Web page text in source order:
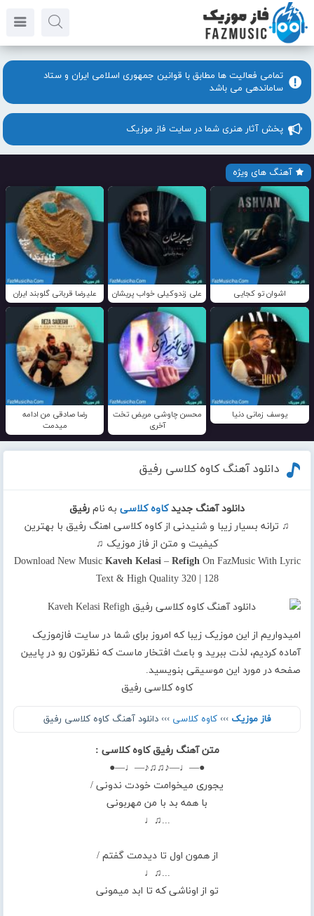
تمامی فعالیت ها مطابق با قوانین جمهوری اسلامی ایران و ستاد
ساماندهی می باشد
پخش آثار هنری شما در سایت فاز موزیک
آهنگ های ویژه
اشوان تو کجایی علی زندوکیلی خواب پریشان علیرضا قربانی گلوبند ایران
یوسف زمانی دنیا
محسن چاوشی مریض تخت
آخری
رضا صادقی من ادامه
میدمت
دانلود آهنگ کاوه کلاسی رفیق
دانلود آهنگ جدید کاوه کلاسی به نام رفیق
♫ ترانه بسیار زیبا و شنیدنی از کاوه کلاسی اهنگ رفیق با بهترین
کیفیت و متن از فاز موزیک ♫
Download New Music Kaveh Kelasi– RefighOn FazMusic With Lyric
Text & High Quality 320 | 128
امیدواریم از این موزیک زیبا که امروز برای شما در سایت فازموزیک
آماده کردیم، لذت ببرید و باعث افتخار ماست که نظرتون رو در پایین
صفحه در مورد این موسیقی بنویسید.
کاوه کلاسی رفیق
فاز موزیک ›››کاوه کلاسی ››› دانلود آهنگ کاوه کلاسی رفیق
متن آهنگ رفیق کاوه کلاسی :
●—♩—♪♫♫♪—♩—●
یجوری میخوامت خودت ندونی /
با همه بد با من مهربونی
...♫♩
از همون اول تا دیدمت گفتم /
...♫♩
تو از اوناشی که تا ابد میمونی